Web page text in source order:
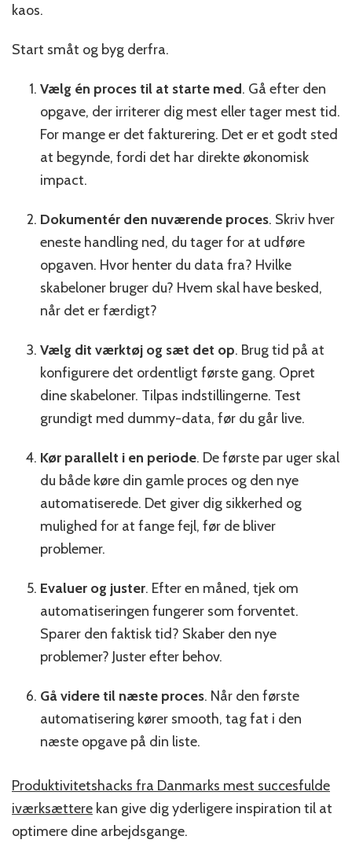
kaos.
Start småt og byg derfra.
Vælg én proces til at starte med. Gå efter den
opgave, der irriterer dig mest eller tager mest tid.
For mange er det fakturering. Det er et godt sted
at begynde, fordi det har direkte økonomisk
impact.
Dokumentér den nuværende proces. Skriv hver
eneste handling ned, du tager for at udføre
opgaven. Hvor henter du data fra? Hvilke
skabeloner bruger du? Hvem skal have besked,
når det er færdigt?
Vælg dit værktøj og sæt det op. Brug tid på at
konfigurere det ordentligt første gang. Opret
dine skabeloner. Tilpas indstillingerne. Test
grundigt med dummy-data, før du går live.
Kør parallelt i en periode. De første par uger skal
du både køre din gamle proces og den nye
automatiserede. Det giver dig sikkerhed og
mulighed for at fange fejl, før de bliver
problemer.
Evaluer og juster. Efter en måned, tjek om
automatiseringen fungerer som forventet.
Sparer den faktisk tid? Skaber den nye
problemer? Juster efter behov.
Gå videre til næste proces. Når den første
automatisering kører smooth, tag fat i den
næste opgave på din liste.
Produktivitetshacks fra Danmarks mest succesfulde
iværksættere kan give dig yderligere inspiration til at
optimere dine arbejdsgange.